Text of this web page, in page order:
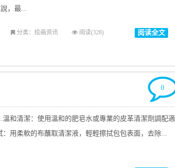
，最...
阅读全文
分类：绘画资讯 阅读(328)
0
和清潔：使用溫和的肥皂水或專業的皮革清潔劑調配適
用柔軟的布蘸取清潔液，輕輕擦拭包包表面，去除...